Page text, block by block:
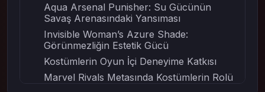
Aqua Arsenal Punisher: Su Gücünün
Savaş Arenasındaki Yansıması
Invisible Woman’s Azure Shade:
Görünmezliğin Estetik Gücü
Kostümlerin Oyun İçi Deneyime Katkısı
Marvel Rivals Metasında Kostümlerin Rolü